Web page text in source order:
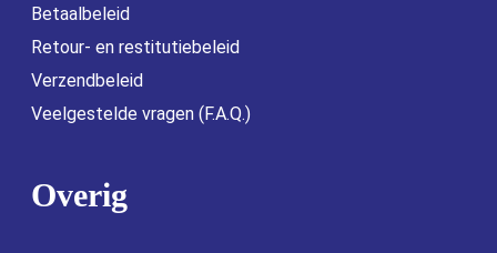
Betaalbeleid
Retour- en restitutiebeleid
Verzendbeleid
Veelgestelde vragen (F.A.Q.)
Overig